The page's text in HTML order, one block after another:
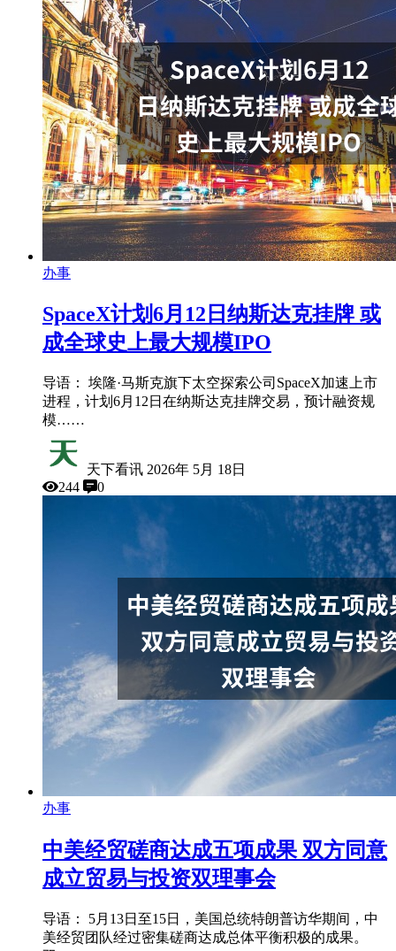
办事
SpaceX计划6月12日纳斯达克挂牌 或
成全球史上最大规模IPO
导语： 埃隆·马斯克旗下太空探索公司SpaceX加速上市
进程，计划6月12日在纳斯达克挂牌交易，预计融资规
模……
天下看讯 2026年 5月 18日
244
0
办事
中美经贸磋商达成五项成果 双方同意
成立贸易与投资双理事会
导语： 5月13日至15日，美国总统特朗普访华期间，中
美经贸团队经过密集磋商达成总体平衡积极的成果。